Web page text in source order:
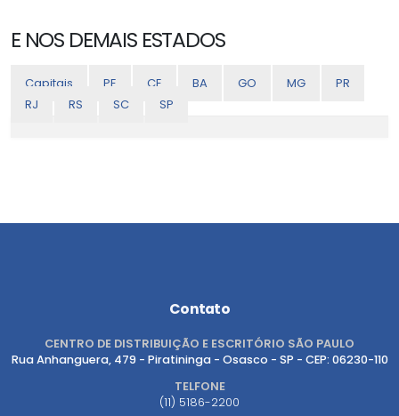
E NOS DEMAIS ESTADOS
Capitais PE CE BA GO MG
PR
RJ
RS SC SP
Contato
CENTRO DE DISTRIBUIÇÃO E ESCRITÓRIO SÃO PAULO
Rua Anhanguera, 479 - Piratininga - Osasco - SP - CEP: 06230-110
TELFONE
(11) 5186-2200